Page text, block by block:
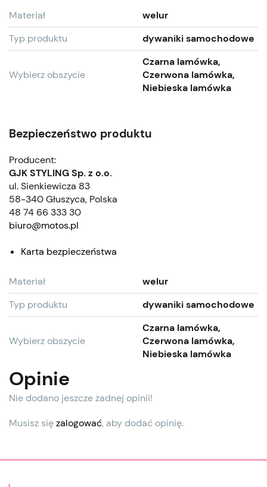
Materiał
welur
Typ produktu
dywaniki samochodowe
Wybierz obszycie
Czarna lamówka,
Czerwona lamówka,
Niebieska lamówka
Bezpieczeństwo produktu
Producent:
GJK STYLING Sp. z o.o.
ul. Sienkiewicza 83
58-340 Głuszyca, Polska
48 74 66 333 30
biuro@motos.pl
Karta bezpieczeństwa
Materiał
welur
Typ produktu
dywaniki samochodowe
Wybierz obszycie
Czarna lamówka,
Czerwona lamówka,
Niebieska lamówka
Opinie
Nie dodano jeszcze żadnej opinii!
Musisz sięzalogować, aby dodać opinię.